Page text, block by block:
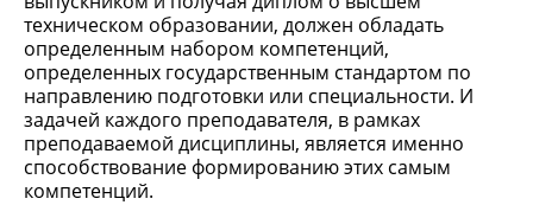
техническом образовании, должен обладать
определенным набором компетенций,
определенных государственным стандартом по
направлению подготовки или специальности. И
задачей каждого преподавателя, в рамках
преподаваемой дисциплины, является именно
способствование формированию этих самым
компетенций.